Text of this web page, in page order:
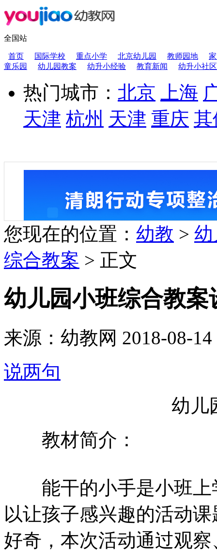
全国站
首页 国际学校 重点小学 北京幼儿园 教师园地
童乐园
幼儿园教案 幼升小经验 教育新闻 幼升小社区
热门城市： 北京 上海
天津 杭州 天津 重庆 其
您现在的位置： 幼教 >
综合教案 > 正文
幼儿园小班综合教
来源：幼教网 2018-08-14
说两句
幼儿园
教材简介：
能干的小手是小班上
以让孩子感兴趣的活动
好奇，本次活动通过观